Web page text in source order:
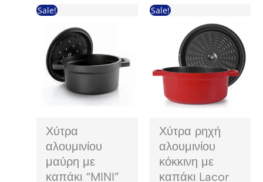
Sale!
Χύτρα
αλουμινίου
μαύρη με
καπάκι “MINI”
Sale!
Χύτρα ρηχή
αλουμινίου
κόκκινη με
καπάκι Lacor